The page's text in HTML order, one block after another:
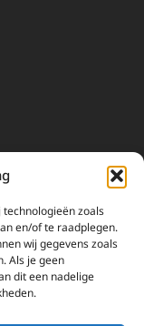
zoals
en/of te raadplegen.
wij gegevens zoals
Als je geen
dit een nadelige